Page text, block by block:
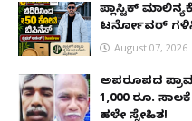
ಪ್ಲಾಸ್ಟಿಕ್
ಟರ್ನೋವರ್
August 07, 2026
ಅಪರೂಪದ
1,000 ರೂ.
ಹಳೇ ಸ್ನೇಹಿತ!